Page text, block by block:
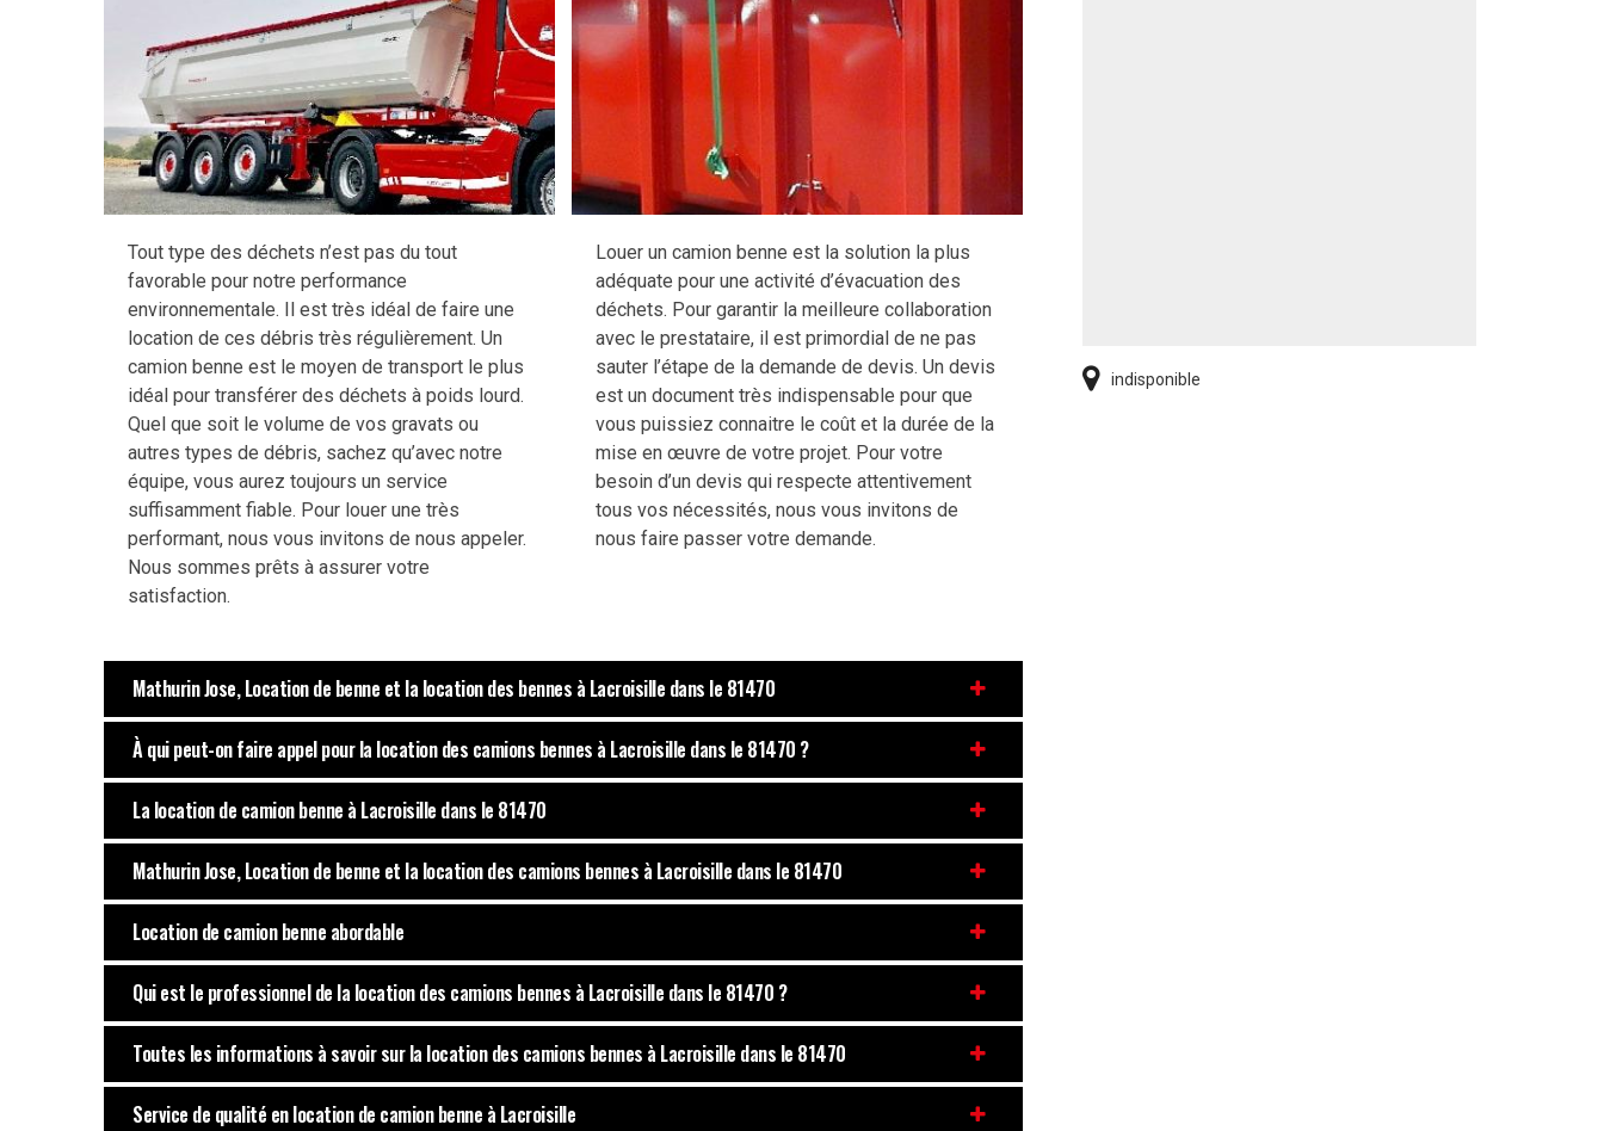
Tout type des déchets n’est pas du tout
favorable pour notre performance
environnementale. Il est très idéal de faire une
location de ces débris très régulièrement. Un
camion benne est le moyen de transport le plus
idéal pour transférer des déchets à poids lourd.
Quel que soit le volume de vos gravats ou
autres types de débris, sachez qu’avec notre
équipe, vous aurez toujours un service
suffisamment fiable. Pour louer une très
performant, nous vous invitons de nous appeler.
Nous sommes prêts à assurer votre
satisfaction.
Louer un camion benne est la solution la plus
adéquate pour une activité d’évacuation des
déchets. Pour garantir la meilleure collaboration
avec le prestataire, il est primordial de ne pas
sauter l’étape de la demande de devis. Un devis
est un document très indispensable pour que
vous puissiez connaitre le coût et la durée de la
mise en œuvre de votre projet. Pour votre
besoin d’un devis qui respecte attentivement
tous vos nécessités, nous vous invitons de
nous faire passer votre demande.
Mathurin Jose, Location de benne et la location des bennes à Lacroisille dans le 81470
À qui peut-on faire appel pour la location des camions bennes à Lacroisille dans le 81470 ?
La location de camion benne à Lacroisille dans le 81470
Mathurin Jose, Location de benne et la location des camions bennes à Lacroisille dans le 81470
Location de camion benne abordable
Qui est le professionnel de la location des camions bennes à Lacroisille dans le 81470 ?
Toutes les informations à savoir sur la location des camions bennes à Lacroisille dans le 81470
Service de qualité en location de camion benne à Lacroisille
indisponible